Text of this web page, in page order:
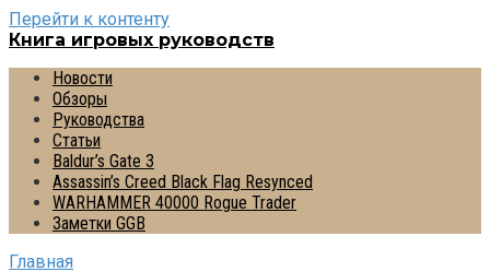
Перейти к контенту
Книга игровых руководств
Новости
Обзоры
Руководства
Статьи
Baldur’s Gate 3
Assassin’s Creed Black Flag Resynced
WARHAMMER 40000 Rogue Trader
Заметки GGB
Главная